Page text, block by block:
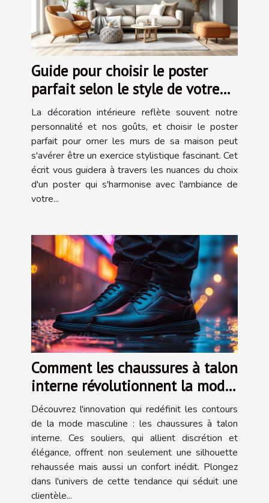
Guide pour choisir le poster
parfait selon le style de votre
maison
La décoration intérieure reflète souvent notre
personnalité et nos goûts, et choisir le poster
parfait pour orner les murs de sa maison peut
s'avérer être un exercice stylistique fascinant. Cet
écrit vous guidera à travers les nuances du choix
d'un poster qui s'harmonise avec l'ambiance de
votre...
Comment les chaussures à talon
interne révolutionnent la mode
masculine
Découvrez l'innovation qui redéfinit les contours
de la mode masculine : les chaussures à talon
interne. Ces souliers, qui allient discrétion et
élégance, offrent non seulement une silhouette
rehaussée mais aussi un confort inédit. Plongez
dans l'univers de cette tendance qui séduit une
clientèle...